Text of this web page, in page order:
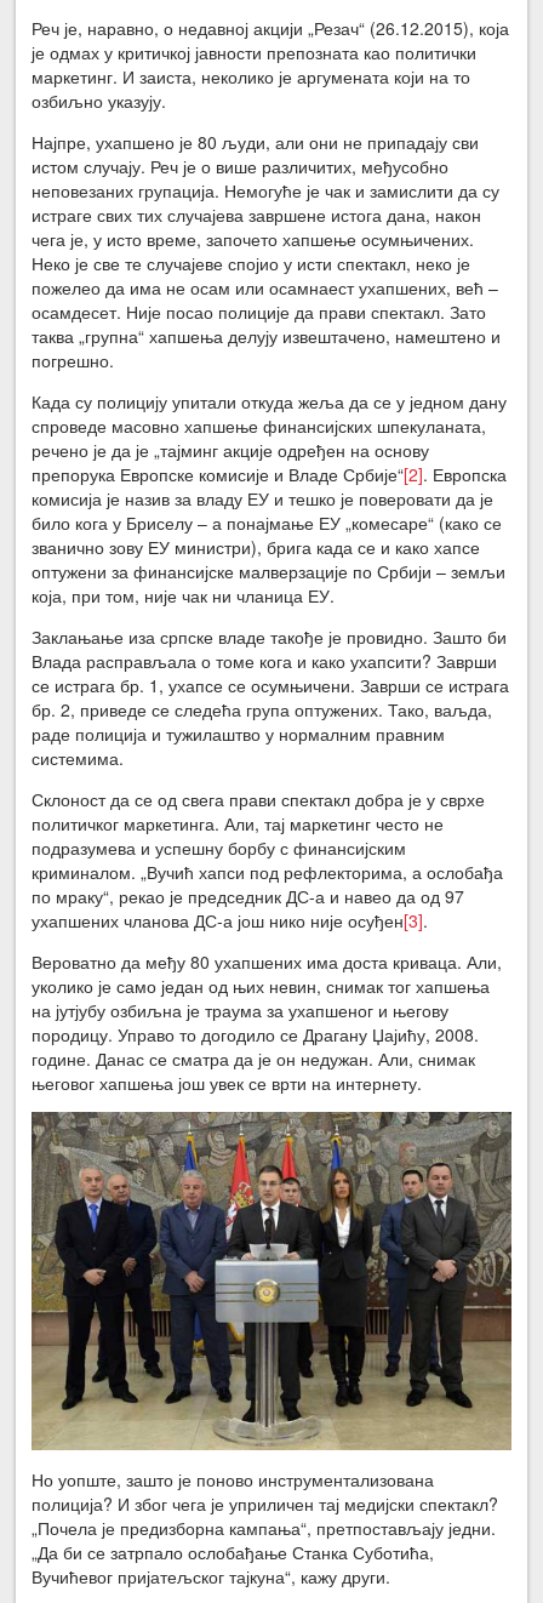
Реч је, наравно, о недавној акцији „Резач“ (26.12.2015), која
је одмах у критичкој јавности препозната као политички
маркетинг. И заиста, неколико је аргумената који на то
озбиљно указују.
Најпре, ухапшено је 80 људи, али они не припадају сви
истом случају. Реч је о више различитих, међусобно
неповезаних групација. Немогуће је чак и замислити да су
истраге свих тих случајева завршене истога дана, након
чега је, у исто време, започето хапшење осумњичених.
Неко је све те случајеве спојио у исти спектакл, неко је
пожелео да има не осам или осамнаест ухапшених, већ –
осамдесет. Није посао полиције да прави спектакл. Зато
таква „групна“ хапшења делују извештачено, намештено и
погрешно.
Када су полицију упитали откуда жеља да се у једном дану
спроведе масовно хапшење финансијских шпекуланата,
речено је да је „тајминг акције одређен на основу
препорука Европске комисије и Владе Србије“[2]. Европска
комисија је назив за владу ЕУ и тешко је поверовати да је
било кога у Бриселу – а понајмање ЕУ „комесаре“ (како се
званично зову ЕУ министри), брига када се и како хапсе
оптужени за финансијске малверзације по Србији – земљи
која, при том, није чак ни чланица ЕУ.
Заклањање иза српске владе такође је провидно. Зашто би
Влада расправљала о томе кога и како ухапсити? Заврши
се истрага бр. 1, ухапсе се осумњичени. Заврши се истрага
бр. 2, приведе се следећа група оптужених. Тако, ваљда,
раде полиција и тужилаштво у нормалним правним
системима.
Склоност да се од свега прави спектакл добра је у сврхе
политичког маркетинга. Али, тај маркетинг често не
подразумева и успешну борбу с финансијским
криминалом. „Вучић хапси под рефлекторима, а ослобађа
по мраку“, рекао је председник ДС-а и навео да од 97
ухапшених чланова ДС-а још нико није осуђен[3].
Вероватно да међу 80 ухапшених има доста криваца. Али,
уколико је само један од њих невин, снимак тог хапшења
на јутјубу озбиљна је траума за ухапшеног и његову
породицу. Управо то догодило се Драгану Џајићу, 2008.
године. Данас се сматра да је он недужан. Али, снимак
његовог хапшења још увек се врти на интернету.
Но уопште, зашто је поново инструментализована
полиција? И због чега је уприличен тај медијски спектакл?
„Почела је предизборна кампања“, претпостављају једни.
„Да би се затрпало ослобађање Станка Суботића,
Вучићевог пријатељског тајкуна“, кажу други.